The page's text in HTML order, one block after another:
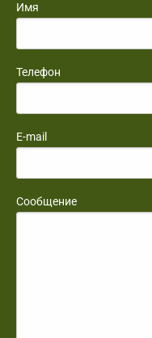
Имя
Телефон
E-mail
Сообщение